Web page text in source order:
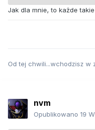
Jak dla mnie, to każde
Od tej chwili...wchodzisz w
nvm
Opublikowano 19